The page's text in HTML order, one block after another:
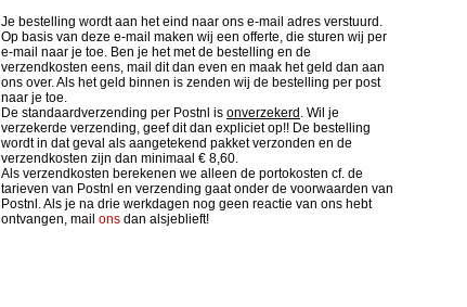
Je bestelling wordt aan het eind naar ons e-mail adres verstuurd.
Op basis van deze e-mail maken wij een offerte, die sturen wij per
e-mail naar je toe. Ben je het met de bestelling en de
verzendkosten eens, mail dit dan even en maak het geld dan aan
ons over. Als het geld binnen is zenden wij de bestelling per post
naar je toe.
De standaardverzending per Postnl is onverzekerd . Wil je
verzekerde verzending, geef dit dan expliciet op!! De bestelling
wordt in dat geval als aangetekend pakket verzonden en de
verzendkosten zijn dan minimaal € 8,60.
Als verzendkosten berekenen we alleen de portokosten cf. de
tarieven van Postnl en verzending gaat onder de voorwaarden van
Postnl. Als je na drie werkdagen nog geen reactie van ons hebt
ontvangen, mail ons dan alsjeblieft!